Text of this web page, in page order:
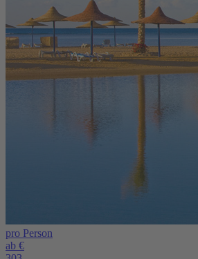
pro Person
ab €